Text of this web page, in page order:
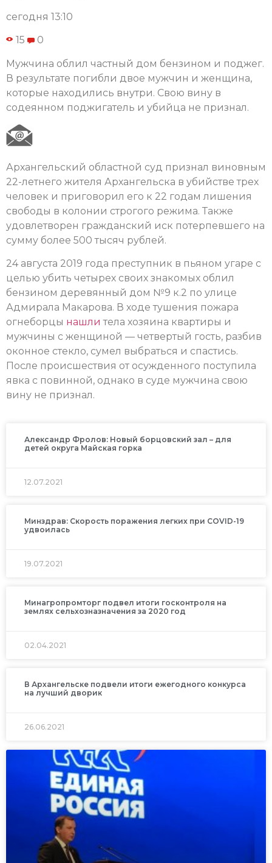
сегодня 13:10
15 0
Мужчина облил частный дом бензином и поджег.
В результате погибли двое мужчин и женщина,
которые находились внутри. Свою вину в
содеянном поджигатель и убийца не признал.
Архангельский областной суд признал виновным
22-летнего жителя Архангельска в убийстве трех
человек и приговорил его к 22 годам лишения
свободы в колонии строгого режима. Также
удовлетворен гражданский иск потерпевшего на
сумму более 500 тысяч рублей.
24 августа 2019 года преступник в пьяном угаре с
целью убить четырех своих знакомых облил
бензином деревянный дом №9 к.2 по улице
Адмирала Макарова. В ходе тушения пожара
огнеборцы нашли тела хозяина квартиры и
мужчины с женщиной — четвертый гость, разбив
оконное стекло, сумел выбраться и спастись.
После происшествия от осужденного поступила
явка с повинной, однако в суде мужчина свою
вину не признал.
Александр Фролов: Новый борцовский зал – для
детей округа Майская горка
12.07.2021
Минздрав: Скорость поражения легких при COVID-19
удвоилась
19.07.2021
Минагропромторг подвел итоги госконтроля на
землях сельхозназначения за 2020 год
02.04.2021
В Архангельске подвели итоги ежегодного конкурса
на лучший дворик
26.06.2021